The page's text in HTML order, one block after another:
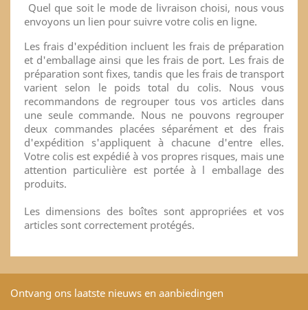
Quel que soit le mode de livraison choisi, nous vous
envoyons un lien pour suivre votre colis en ligne.
Les frais d'expédition incluent les frais de préparation
et d'emballage ainsi que les frais de port. Les frais de
préparation sont fixes, tandis que les frais de transport
varient selon le poids total du colis. Nous vous
recommandons de regrouper tous vos articles dans
une seule commande. Nous ne pouvons regrouper
deux commandes placées séparément et des frais
d'expédition s'appliquent à chacune d'entre elles.
Votre colis est expédié à vos propres risques, mais une
attention particulière est portée à l emballage des
produits.
Les dimensions des boîtes sont appropriées et vos
articles sont correctement protégés.
Ontvang ons laatste nieuws en aanbiedingen